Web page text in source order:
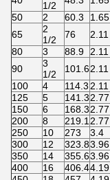
1/2
50
2 60.3 1.65
65
2
1/2
76 2.11
80
3 88.9 2.11
90
3
1/2
101.62.11
100
4 114.3 2.11
125
5 141.32.77
150
6 168.32.77
200
8 219.1 2.77
250
10 273 3.4
300
12 323.83.96
350
14 355.63.96
400
16 406.44.19